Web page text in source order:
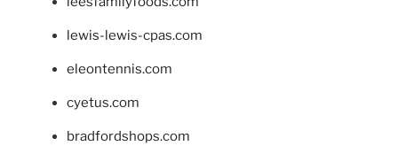
lewis-lewis-cpas.com
eleontennis.com
cyetus.com
bradfordshops.com